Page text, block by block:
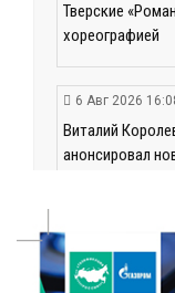
Тверские
хореографией
6 Авг 2026
Виталий
анонсировал
Объем выдачи